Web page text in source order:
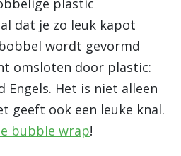
plastic
dat je zo leuk kapot
wordt gevormd
omsloten door plastic:
Engels. Het is niet alleen
geeft ook een leuke knal.
bubble wrap!